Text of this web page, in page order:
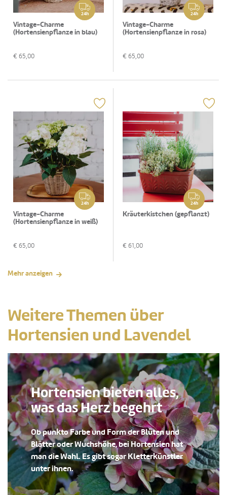
24h
Vintage-Charme
(Hortensienpflanze in blau)
€ 65,00
24h
Vintage-Charme
(Hortensienpflanze in rosa)
€ 65,00
24h
Vintage-Charme
(Hortensienpflanze in weiß)
€ 65,00
24h
Kräuterkistchen (gepflanzt)
€ 61,00
Mehr anzeigen
Weitere Themen über
Hortensien und Lavendel
Hortensien bieten alles,
was das Herz begehrt
Ob punkto Farbe und Form der Blüten und
Blätter oder Wuchshöhe, bei Hortensien hat
man die Wahl. Es gibt sogar Kletterkünstler
unter ihnen.